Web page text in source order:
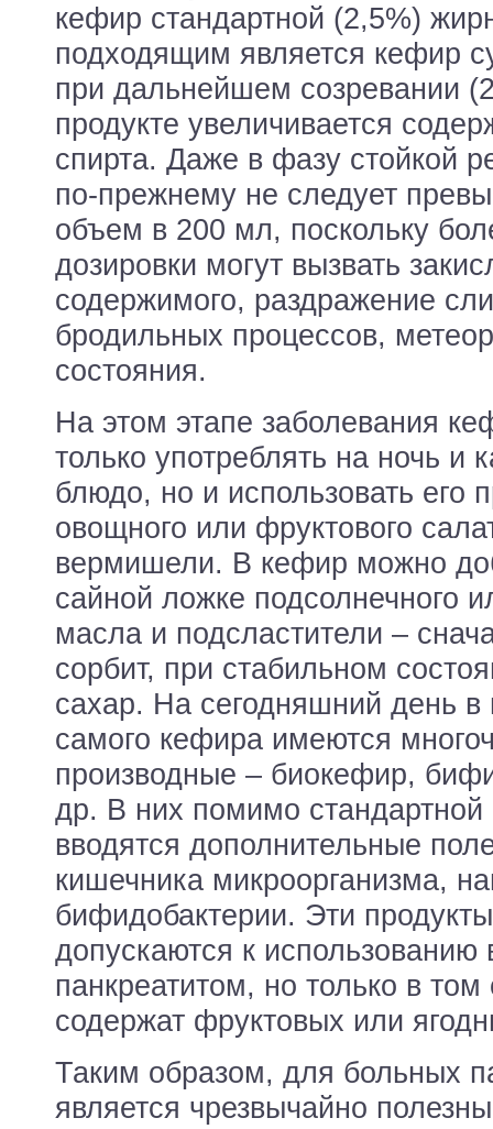
кефир стандартной (2,5%)
подходящим является кефир
при дальнейшем созревании
продукте увеличивается
спирта. Даже в фазу стойкой
по-прежнему не следует
объем в 200 мл, поскольку
дозировки могут вызвать
содержимого, раздражение
бродильных процессов,
состояния.
На этом этапе заболевания
только употреблять на ночь и
блюдо, но и использовать его
овощного или фруктового
вермишели. В кефир можно
сайной ложке подсолнечного
масла и подсластители –
сорбит, при стабильном
сахар. На сегодняшний день
самого кефира имеются
производные – биокефир,
др. В них помимо стандартной
вводятся дополнительные
кишечника микроорганизма,
бифидобактерии. Эти
допускаются к использованию
панкреатитом, но только в
содержат фруктовых или
Таким образом, для больных
является чрезвычайно